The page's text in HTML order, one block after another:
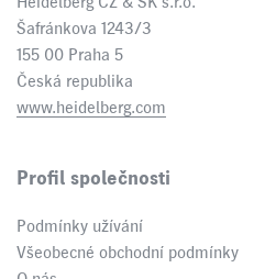
Šafránkova 1243/3
155 00 Praha 5
Česká republika
www.heidelberg.com
Profil společnosti
Podmínky užívání
Všeobecné obchodní podmínky